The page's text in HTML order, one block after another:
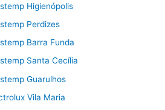
Higienópolis
Perdizes
Barra Funda
Santa Cecília
Guarulhos
Vila Maria